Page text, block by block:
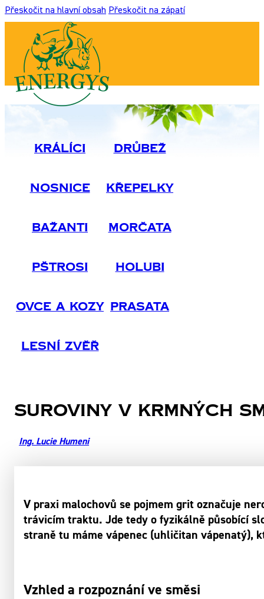
Přeskočit na hlavní obsah Přeskočit na zápatí
Králíci Drůbež
Nosnice Křepelky
Bažanti Morčata
Pštrosi Holubi
Ovce A Kozy Prasata
Lesní Zvěř
Suroviny v krmných
Ing. Lucie Humeni
V praxi malochovů se pojmem grit označuje
trávicím traktu. Jde tedy o fyzikálně působící
straně tu máme vápenec (uhličitan
Vzhled a rozpoznání ve směsi